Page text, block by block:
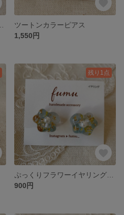
ツートンカラーピアス
1,550円
残り1点
900円